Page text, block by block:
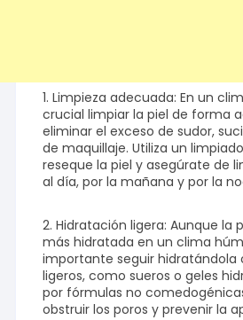
1. Limpieza adecuada: En un
crucial limpiar la piel de forma
eliminar el exceso de sudor,
de maquillaje. Utiliza un
reseque la piel y asegúrate de
al día, por la mañana y por la
2. Hidratación ligera: Aunque la
más hidratada en un clima
importante seguir hidratándola
ligeros, como sueros o geles
por fórmulas no
obstruir los poros y prevenir la